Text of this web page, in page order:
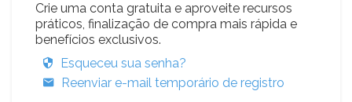
Crie uma conta gratuita e aproveite recursos
práticos, finalização de compra mais rápida e
benefícios exclusivos.
Esqueceu sua senha?
Reenviar e-mail temporário de registro